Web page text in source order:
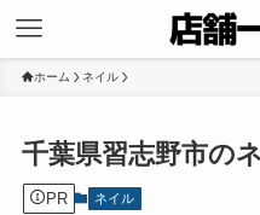
ホーム ネイル
千葉県習志野市の
PR ネイル